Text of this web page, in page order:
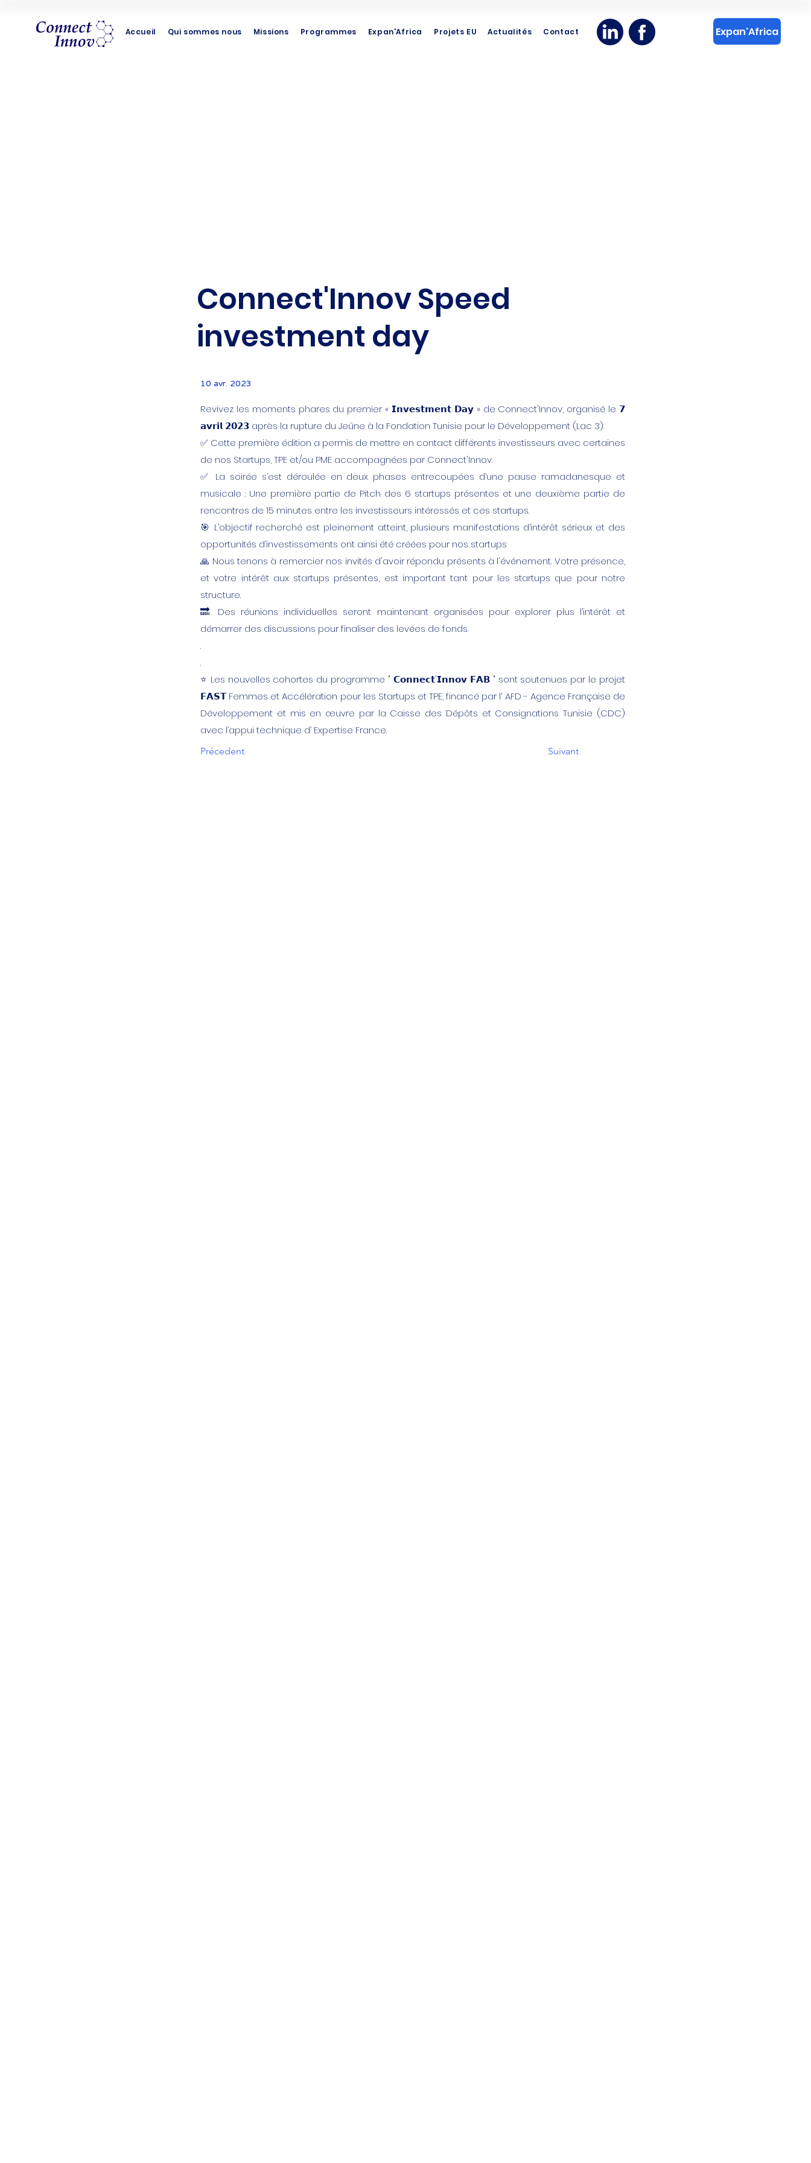
Accueil Qui sommes nous Missions Programmes Expan'Africa Projets EU Actualités Contact Expan'Africa
Connect'Innov Speed
investment day
10 avr. 2023
Revivez les moments phares du premier « 𝗜𝗻𝘃𝗲𝘀𝘁𝗺𝗲𝗻𝘁 𝗗𝗮𝘆 » de Connect'Innov, organisé le 𝟳
𝗮𝘃𝗿𝗶𝗹 𝟮𝟬𝟮𝟯 après la rupture du Jeûne à la Fondation Tunisie pour le Développement (Lac 3).
✅️ Cette première édition a permis de mettre en contact différents investisseurs avec certaines
de nos Startups, TPE et/ou PME accompagnées par Connect'Innov.
✅️ La soirée s’est déroulée en deux phases entrecoupées d’une pause ramadanesque et
musicale : Une première partie de Pitch des 6 startups présentes et une deuxième partie de
rencontres de 15 minutes entre les investisseurs intéressés et ces startups.
🎯 L’objectif recherché est pleinement atteint, plusieurs manifestations d’intérêt sérieux et des
opportunités d’investissements ont ainsi été créées pour nos startups
🙏 Nous tenons à remercier nos invités d'avoir répondu présents à l'événement. Votre présence,
et votre intérêt aux startups présentes, est important tant pour les startups que pour notre
structure.
🔜 Des réunions individuelles seront maintenant organisées pour explorer plus l’intérêt et
démarrer des discussions pour finaliser des levées de fonds.
.
.
⭐️ Les nouvelles cohortes du programme " 𝗖𝗼𝗻𝗻𝗲𝗰𝘁'𝗜𝗻𝗻𝗼𝘃 𝗙𝗔𝗕 " sont soutenues par le projet
𝗙𝗔𝗦𝗧 Femmes et Accélération pour les Startups et TPE, financé par l’ AFD - Agence Française de
Développement et mis en œuvre par la Caisse des Dépôts et Consignations Tunisie (CDC)
avec l’appui technique d’ Expertise France.
Précedent Suivant